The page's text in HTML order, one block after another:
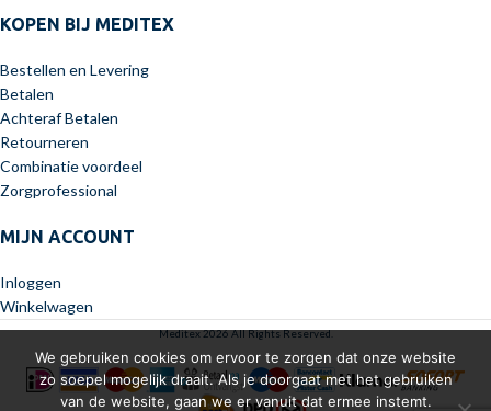
KOPEN BIJ MEDITEX
Bestellen en Levering
Betalen
Achteraf Betalen
Retourneren
Combinatie voordeel
Zorgprofessional
MIJN ACCOUNT
Inloggen
Winkelwagen
Meditex 2026 All Rights Reserved.
We gebruiken cookies om ervoor te zorgen dat onze website
zo soepel mogelijk draait. Als je doorgaat met het gebruiken
van de website, gaan we er vanuit dat ermee instemt.